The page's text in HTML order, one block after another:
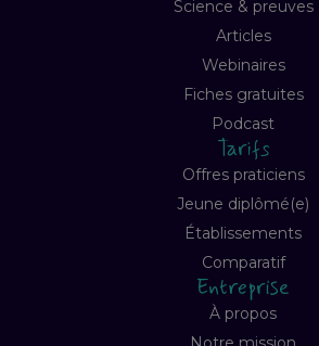
Science & preuves
Articles
Webinaires
Fiches gratuites
Podcast
Tarifs
Offres praticiens
Jeune diplômé(e)
Établissements
Comparatif
Entreprise
À propos